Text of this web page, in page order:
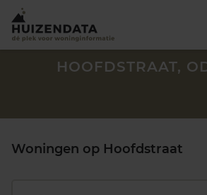
HOOFDSTRAAT,
Woningen op Hoofdstraat